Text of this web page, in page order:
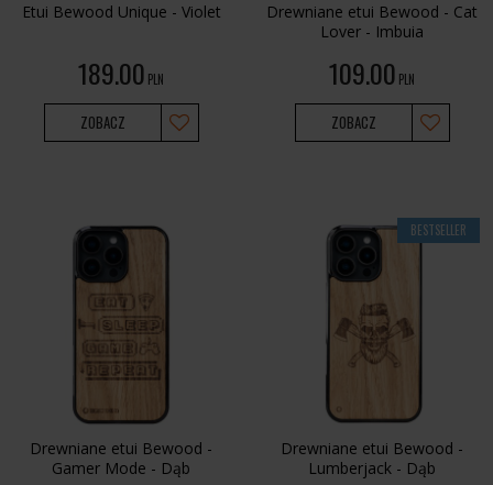
Etui Bewood Unique - Violet
189.00 PLN
ZOBACZ
Drewniane etui Bewood - Cat
Lover - Imbuia
109.00 PLN
ZOBACZ
Drewniane etui Bewood -
Gamer Mode - Dąb
BESTSELLER
Drewniane etui Bewood -
Lumberjack - Dąb